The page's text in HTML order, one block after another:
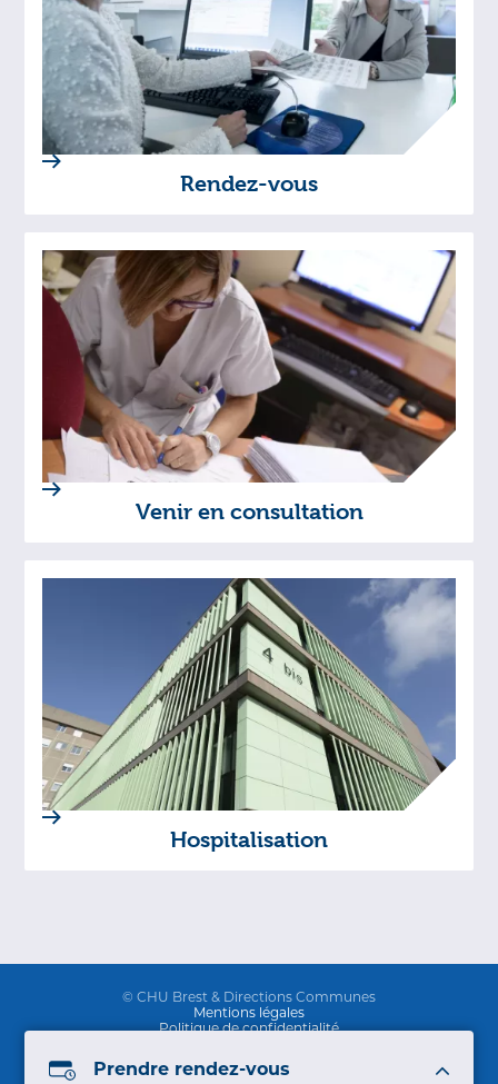
Prendre rendez-vous
Rendez-vous
Venir en consultation
Hospitalisation
© CHU Brest & Directions Communes
Mentions légales
Politique de confidentialité
Protection des données
Délégation de signature